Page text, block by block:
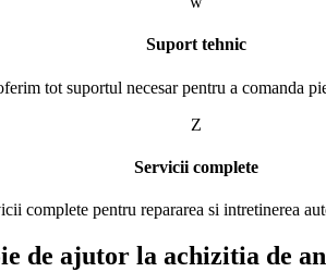
Suport tehnic
tot suportul necesar pentru a comanda
Z
Servicii complete
complete pentru repararea si intretinerea
de ajutor la achizitia de